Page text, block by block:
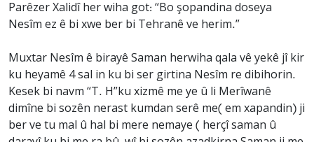
Parêzer Xalidî her wiha got: “Bo şopandina doseya
Nesîm ez ê bi xwe ber bi Tehranê ve herim.”
Muxtar Nesîm ê birayê Saman herwiha qala vê yekê jî kir
ku heyamê 4 sal in ku bi ser girtina Nesîm re dibihorin.
Kesek bi navm “T. H”ku xizmê me ye û li Merîwanê
dimîne bi sozên nerast kumdan serê me( em xapandin) ji
ber ve tu mal û hal bi mere nemaye ( herçî saman û